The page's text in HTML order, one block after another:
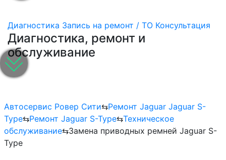
Диагностика Запись на ремонт / ТО Консультация
Диагностика, ремонт и
обслуживание
Автосервис Ровер Сити⇆Ремонт Jaguar Jaguar S-
Type⇆Ремонт Jaguar S-Type⇆Техническое
обслуживание⇆Замена приводных ремней Jaguar S-
Type